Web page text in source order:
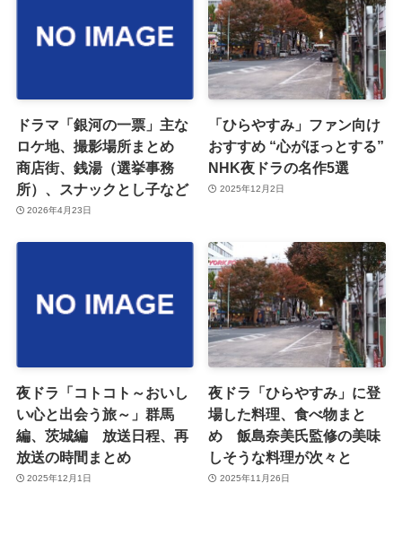
ドラマ「銀河の一票」主な
ロケ地、撮影場所まとめ
商店街、銭湯（選挙事務
所）、スナックとし子など
2026年4月23日
「ひらやすみ」ファン向け
おすすめ “心がほっとする”
NHK夜ドラの名作5選
2025年12月2日
夜ドラ「コトコト～おいし
い心と出会う旅～」群馬
編、茨城編 放送日程、再
放送の時間まとめ
2025年12月1日
夜ドラ「ひらやすみ」に登
場した料理、食べ物まと
め 飯島奈美氏監修の美味
しそうな料理が次々と
2025年11月26日